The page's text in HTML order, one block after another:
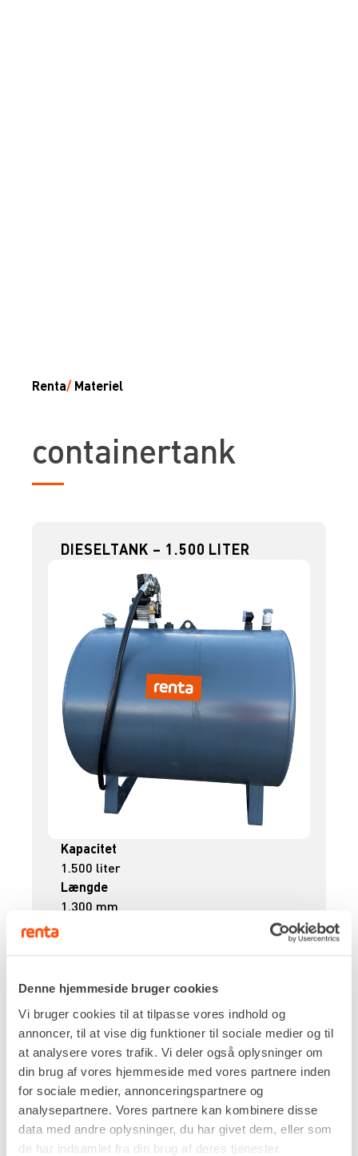
Denne hjemmeside bruger cookies
Vi bruger cookies til at tilpasse vores indhold og
annoncer, til at vise dig funktioner til sociale medier og til
at analysere vores trafik. Vi deler også oplysninger om
din brug af vores hjemmeside med vores partnere inden
for sociale medier, annonceringspartnere og
analysepartnere. Vores partnere kan kombinere disse
data med andre oplysninger, du har givet dem, eller som
de har indsamlet fra din brug af deres tjenester.
Renta/ Materiel
containertank
DIESELTANK – 1.500 LITER
Kapacitet
1.500 liter
Længde
1.300 mm
ø1.250 mm
203 kg
Pr. dag DKK 144,00
Der beregnes kalenderdage på dieseltanke.
Renta udlejer kun til erhverv. Gyldigt CVR-
nummer er påkrævet.